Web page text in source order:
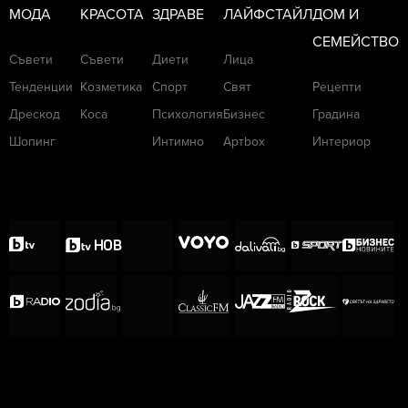
Мейтал Дохан:
възрастните
мъже, срещайки
се с Ал Пачино
се ражда дъщеря му Джули Мари. От една от
актрисата Бевърли Д'Анджело, с която се
МОДА
Съвети
Тенденции
Дрескод
Шопинг
КРАСОТА
Съвети
Козметика
Коса
ЗДРАВЕ
Диети
Спорт
Психология
Интимно
ЛАЙФСТАЙЛ
Лица
Свят
Бизнес
Артbox
ДОМ И
СЕМЕЙСТВО
Рецепти
Градина
Интериор